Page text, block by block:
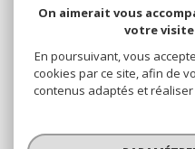
© 2026 |
On aimerait vous
votre
En poursuivant, vous
cookies par ce site, afin de
contenus adaptés et